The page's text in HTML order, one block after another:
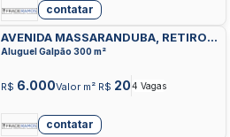
contatar
AVENIDA MASSARANDUBA, RETIRO
DO BOSQUE, APARECIDA DE GOIANIA
Aluguel Galpão 300 m²
R$ 6.000Valor m² R$ 204 Vagas
contatar